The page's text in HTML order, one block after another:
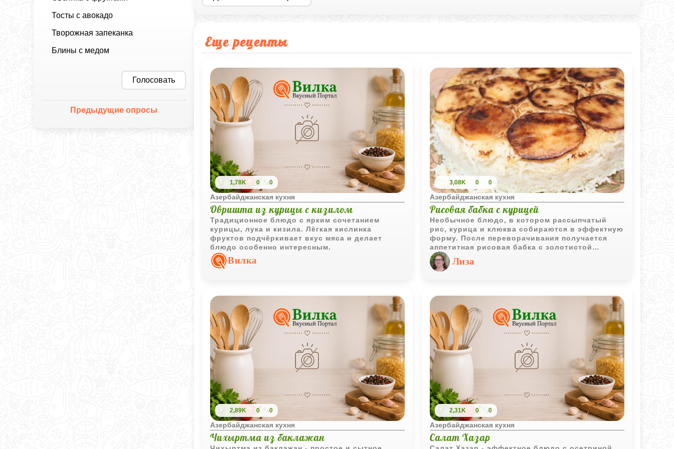
Тосты с авокадо
Творожная запеканка
Блины с медом
Голосовать
Предыдущие опросы
Еще рецепты
1,78K 0 0
Азербайджанская кухня
Овришта из курицы с кизилом
Традиционное блюдо с ярким сочетанием
курицы, лука и кизила. Лёгкая кислинка
фруктов подчёркивает вкус мяса и делает
блюдо особенно интересным.
Вилка
3,08K 0 0
Азербайджанская кухня
Рисовая бабка с курицей
Необычное блюдо, в котором рассыпчатый
рис, курица и клюква собираются в эффектную
форму. После переворачивания получается
аппетитная рисовая бабка с золотистой
картофельной основой.
Лиза
2,89K 0 0
Азербайджанская кухня
Чихыртма из баклажан
2,31K 0 0
Азербайджанская кухня
Салат Хазар